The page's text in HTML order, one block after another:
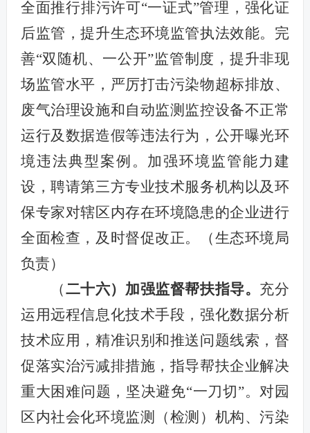
全面推行排污许可“一证式”管理，强化证
后监管，提升生态环境监管执法效能。完
善“双随机、一公开”监管制度，提升非现
场监管水平，严厉打击污染物超标排放、
废气治理设施和自动监测监控设备不正常
运行及数据造假等违法行为，公开曝光环
境违法典型案例。加强环境监管能力建
设，聘请第三方专业技术服务机构以及环
保专家对辖区内存在环境隐患的企业进行
全面检查，及时督促改正。（生态环境局
负责）
（二十六）加强监督帮扶指导。 充分
运用远程信息化技术手段，强化数据分析
技术应用，精准识别和推送问题线索，督
促落实治污减排措施，指导帮扶企业解决
重大困难问题，坚决避免“一刀切”。对园
区内社会化环境监测（检测）机构、污染